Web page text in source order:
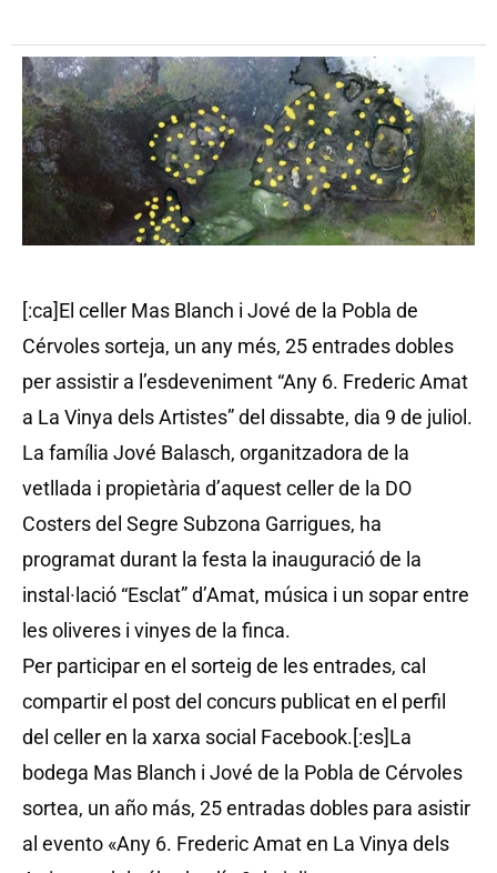
[:ca]El celler Mas Blanch i Jové de la Pobla de
Cérvoles sorteja, un any més, 25 entrades dobles
per assistir a l’esdeveniment “Any 6. Frederic Amat
a La Vinya dels Artistes” del dissabte, dia 9 de juliol.
La família Jové Balasch, organitzadora de la
vetllada i propietària d’aquest celler de la DO
Costers del Segre Subzona Garrigues, ha
programat durant la festa la inauguració de la
instal·lació “Esclat” d’Amat, música i un sopar entre
les oliveres i vinyes de la finca.
Per participar en el sorteig de les entrades, cal
compartir el post del concurs publicat en el perfil
del celler en la xarxa social Facebook.[:es]La
bodega Mas Blanch i Jové de la Pobla de Cérvoles
sortea, un año más, 25 entradas dobles para asistir
al evento «Any 6. Frederic Amat en La Vinya dels